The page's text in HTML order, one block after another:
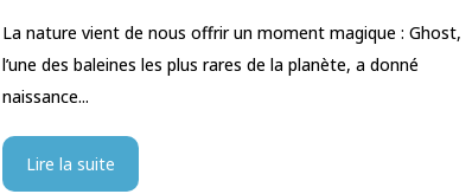
La nature vient de nous offrir un moment magique : Ghost,
l’une des baleines les plus rares de la planète, a donné
naissance...
Lire la suite